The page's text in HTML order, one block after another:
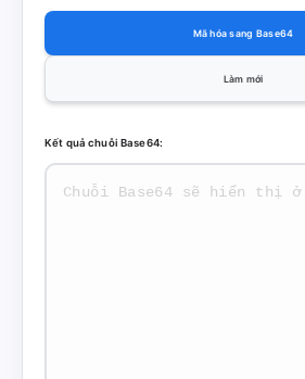
Mã hóa sang Base64
Làm mới
Kết quả chuỗi Base64: